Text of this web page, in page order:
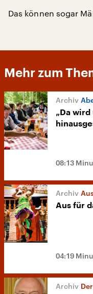
Das können sogar
Mehr zum
„Da wird
08:13
Aus für
04:19